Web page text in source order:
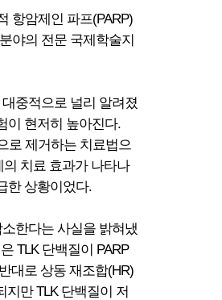
항암제인 파프(PARP)
야의 전문 국제학술지
중적으로 널리 알려졌
이 현저히 높아진다.
로 제거하는 치료법으
의 치료 효과가 나타나
한 상황이었다.
한다는 사실을 밝혀냈
TLK 단백질이 PARP
대로 상동 재조합(HR)
만 TLK 단백질이 저